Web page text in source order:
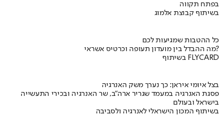
בפתח תקווה
בשיתוף קבוצת אלמוג
כל ההטבות שמגיעות לכם
מה ההבדל בין מועדון תעופה וכרטיס אשראי?
בשיתוף FLYCARD
בצל איומי איראן: כך נערך משק האנרגיה
פסגת האנרגיה במעמד שגריר ארה"ב, שר האנרגיה ובכירי התעשייה
בישראל ובעולם
בשיתוף המכון הישראלי לאנרגיה ולסביבה